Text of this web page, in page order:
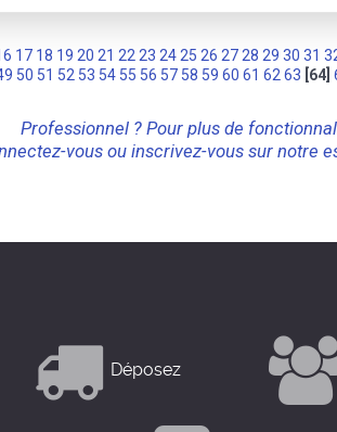
17 18 19 20 21 22 23 24 25 26 27 28 29 30 31
50 51 52 53 54 55 56 57 58 59 60 61 62 63 [64]
Professionnel ? Pour plus de
vous ou inscrivez-vous sur notre
Déposez